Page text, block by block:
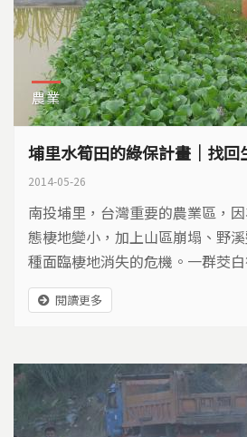
農業
埔里水筍田的綠保計畫｜找回
2014-05-26
南投埔里，台灣重要的農業區，
態棲地變小，加上山區崩塌、野
種面臨棲地消失的危機。一群茭
計畫，要找回逐漸消失的生物多樣
閱讀更多